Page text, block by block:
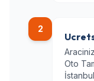
2
Oto